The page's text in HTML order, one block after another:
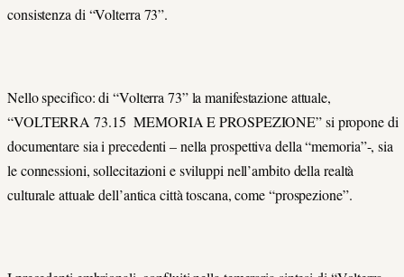
consistenza di “Volterra 73”.
Nello specifico: di “Volterra 73” la manifestazione attuale,
“VOLTERRA 73.15 MEMORIA E PROSPEZIONE” si propone di
documentare sia i precedenti – nella prospettiva della “memoria”-, sia
le connessioni, sollecitazioni e sviluppi nell’ambito della realtà
culturale attuale dell’antica città toscana, come “prospezione”.